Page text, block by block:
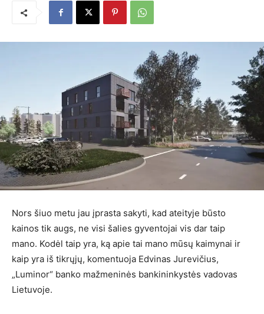
Nors šiuo metu jau įprasta sakyti, kad ateityje būsto
kainos tik augs, ne visi šalies gyventojai vis dar taip
mano. Kodėl taip yra, ką apie tai mano mūsų kaimynai ir
kaip yra iš tikrųjų, komentuoja Edvinas Jurevičius,
„Luminor“ banko mažmeninės bankininkystės vadovas
Lietuvoje.